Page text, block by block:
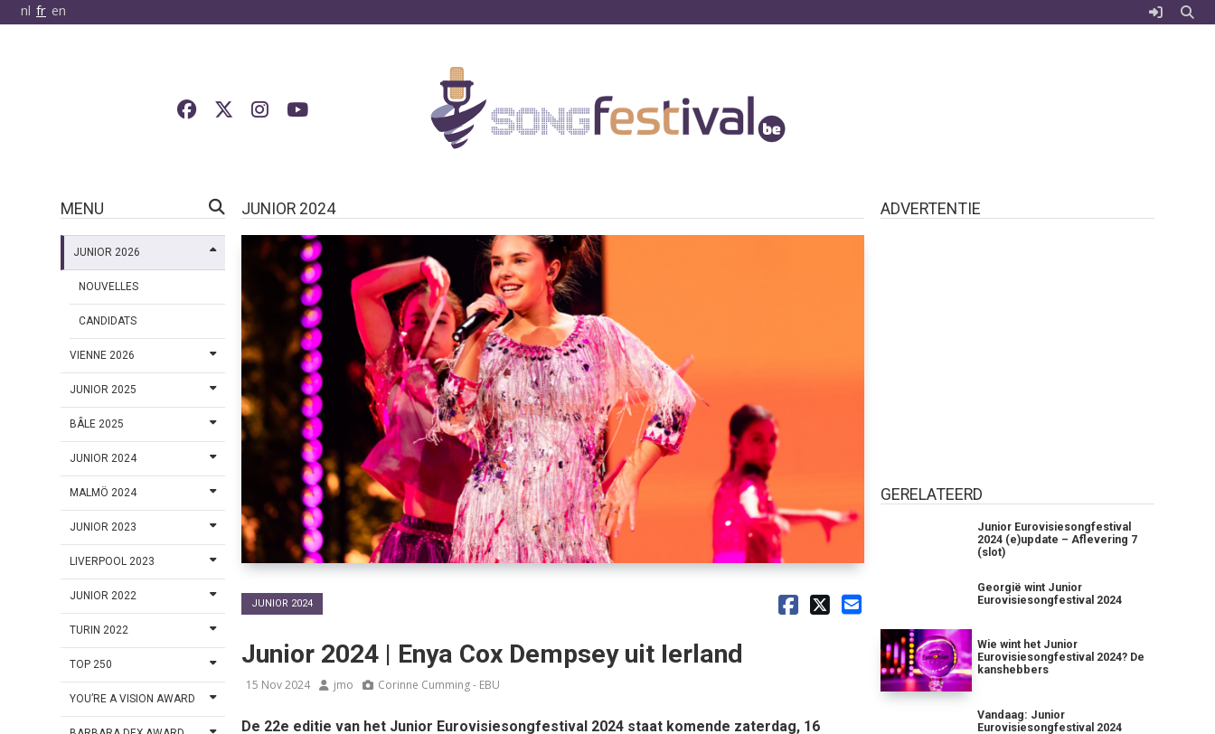
nl fr en
MENU
JUNIOR 2026
NOUVELLES
CANDIDATS
VIENNE 2026
JUNIOR 2025
BÂLE 2025
JUNIOR 2024
MALMÖ 2024
JUNIOR 2023
LIVERPOOL 2023
JUNIOR 2022
TURIN 2022
TOP 250
YOU’RE A VISION AWARD
JUNIOR 2024
JUNIOR 2024
Junior 2024 | Enya Cox Dempsey uit Ierland
15 Nov 2024 jmo Corinne Cumming - EBU
De 22e editie van het Junior Eurovisiesongfestival 2024 staat komende zaterdag, 16
ADVERTENTIE
GERELATEERD
Junior Eurovisiesongfestival
2024 (e)update – Aflevering 7
(slot)
Georgië wint Junior
Eurovisiesongfestival 2024
Wie wint het Junior
Eurovisiesongfestival 2024? De
kanshebbers
Vandaag: Junior
Eurovisiesongfestival 2024